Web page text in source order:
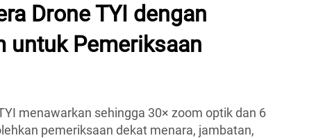
Drone TYI dengan
untuk Pemeriksaan
menawarkan sehingga 30× zoom optik dan 6
pemeriksaan dekat menara, jambatan,